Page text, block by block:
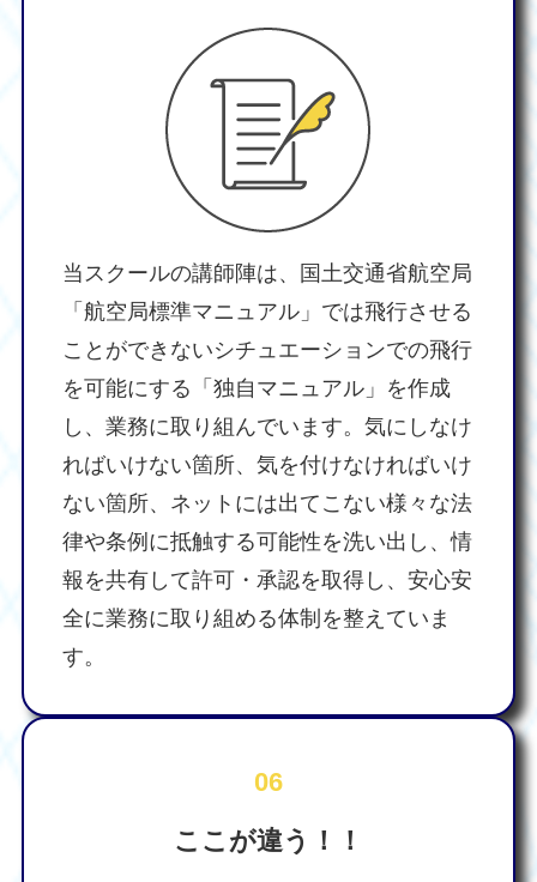
当スクールの講師陣は、国土交通省航空局
「航空局標準マニュアル」では飛行させる
ことができないシチュエーションでの飛行
を可能にする「独自マニュアル」を作成
し、業務に取り組んでいます。気にしなけ
ればいけない箇所、気を付けなければいけ
ない箇所、ネットには出てこない様々な法
律や条例に抵触する可能性を洗い出し、情
報を共有して許可・承認を取得し、安心安
全に業務に取り組める体制を整えていま
す。
06
ここが違う！！